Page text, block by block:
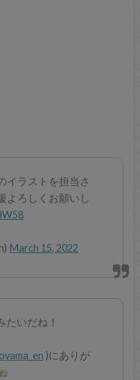
イラストを担当さ
ろしくお願いし
March 15, 2022
たいだね！
)にありが